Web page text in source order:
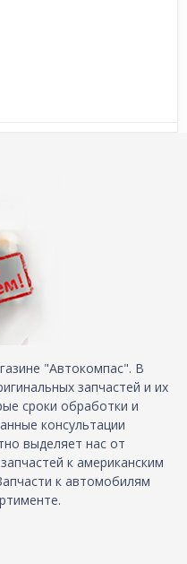
"Автокомпас". В
запчастей и их
сроки обработки и
консультации
выделяет нас от
к американским
к автомобилям